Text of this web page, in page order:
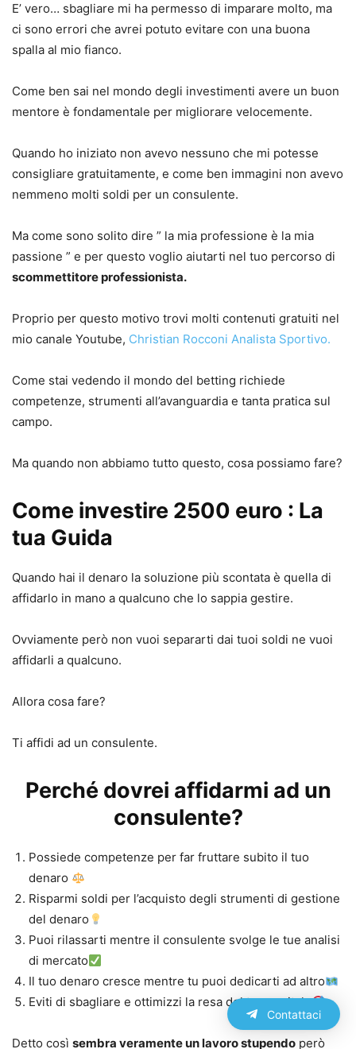
E’ vero… sbagliare mi ha permesso di imparare molto, ma
ci sono errori che avrei potuto evitare con una buona
spalla al mio fianco.
Come ben sai nel mondo degli investimenti avere un buon
mentore è fondamentale per migliorare velocemente.
Quando ho iniziato non avevo nessuno che mi potesse
consigliare gratuitamente, e come ben immagini non avevo
nemmeno molti soldi per un consulente.
Ma come sono solito dire ” la mia professione è la mia
passione ” e per questo voglio aiutarti nel tuo percorso di
scommettitore professionista.
Proprio per questo motivo trovi molti contenuti gratuiti nel
mio canale Youtube, Christian Rocconi Analista Sportivo.
Come stai vedendo il mondo del betting richiede
competenze, strumenti all’avanguardia e tanta pratica sul
campo.
Ma quando non abbiamo tutto questo, cosa possiamo fare?
Come investire 2500 euro : La
tua Guida
Quando hai il denaro la soluzione più scontata è quella di
affidarlo in mano a qualcuno che lo sappia gestire.
Ovviamente però non vuoi separarti dai tuoi soldi ne vuoi
affidarli a qualcuno.
Allora cosa fare?
Ti affidi ad un consulente.
Perché dovrei affidarmi ad un
consulente?
Possiede competenze per far fruttare subito il tuo
denaro
Risparmi soldi per l’acquisto degli strumenti di gestione
del denaro
Puoi rilassarti mentre il consulente svolge le tue analisi
di mercato
Il tuo denaro cresce mentre tu puoi dedicarti ad altro
Eviti di sbagliare e ottimizzi la resa del tuo capitale
Detto così sembra veramente un lavoro stupendo però
Contattaci